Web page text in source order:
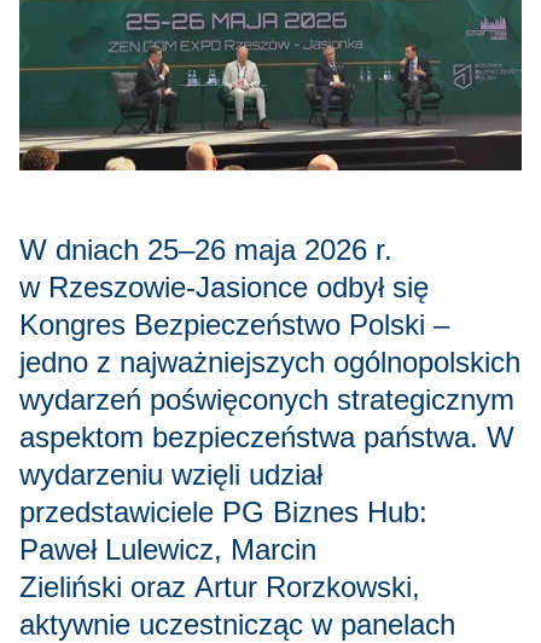
W dniach 25–26 maja 2026 r.
w Rzeszowie‑Jasionce odbył się
Kongres Bezpieczeństwo Polski –
jedno z najważniejszych ogólnopolskich
wydarzeń poświęconych strategicznym
aspektom bezpieczeństwa państwa. W
wydarzeniu wzięli udział
przedstawiciele PG Biznes Hub:
Paweł Lulewicz, Marcin
Zieliński oraz Artur Rorzkowski,
aktywnie uczestnicząc w panelach